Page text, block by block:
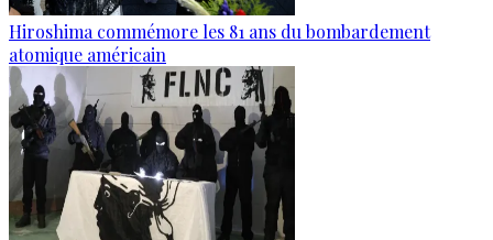
Hiroshima commémore les 81 ans du bombardement
atomique américain